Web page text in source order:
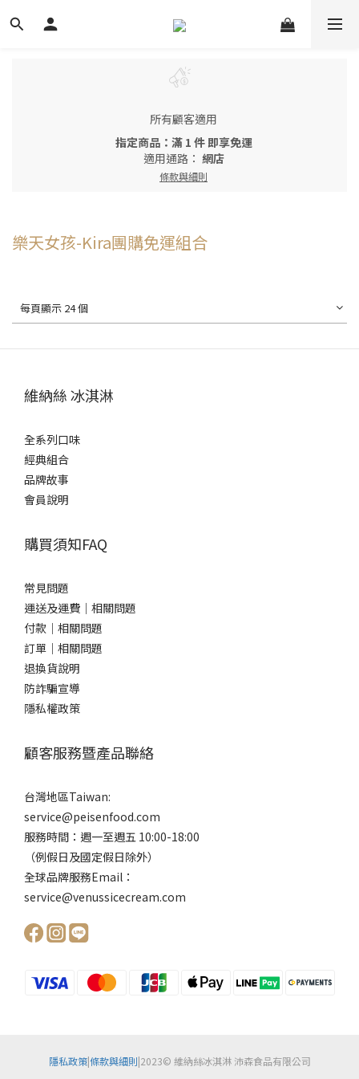
所有顧客適用
指定商品：滿 1 件 即享免運
適用通路： 網店
條款與細則
樂天女孩-Kira團購免運組合
每頁顯示 24 個
維納絲 冰淇淋
全系列口味
經典組合
品牌故事
會員說明
購買須知FAQ
常見問題
運送及運費｜相關問題
付款｜相關問題
訂單｜相關問題
退換貨說明
防詐騙宣導
隱私權政策
顧客服務暨產品聯絡
台灣地區Taiwan:
service@peisenfood.com
服務時間：週一至週五 10:00-18:00
（例假日及國定假日除外）
全球品牌服務Email：
service@venussicecream.com
隱私政策|條款與細則|2023© 維納絲冰淇淋 沛森食品有限公司